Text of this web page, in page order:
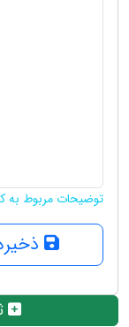
توضیحات مربوط به